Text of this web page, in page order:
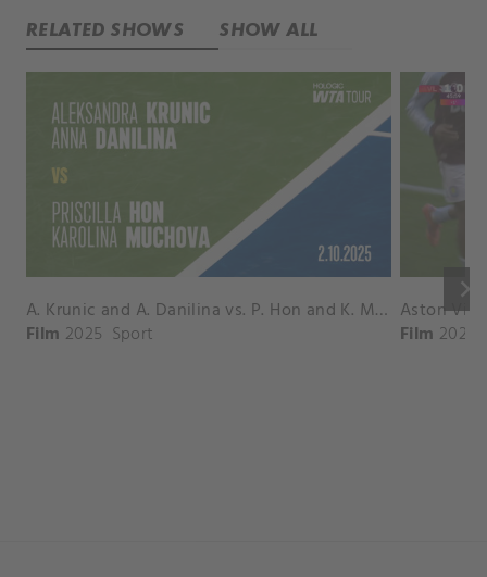
RELATED SHOWS SHOW ALL
keyboard_arrow_right
A. Krunic and A. Danilina vs. P. Hon and K. Muchova Match Highlights - BEIJING_Capital Group Diamond ( October 02, 2025)
Film 2025 Sport Film 2026